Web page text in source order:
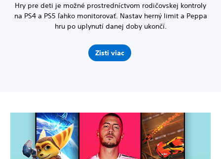
Hry pre deti je možné prostredníctvom rodičovskej kontroly
na PS4 a PS5 ľahko monitorovať. Nastav herný limit a Peppa
hru po uplynutí danej doby ukončí.
Zisti viac